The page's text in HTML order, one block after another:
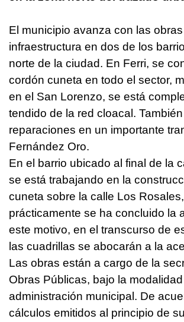
El municipio avanza con las
infraestructura en dos de los
norte de la ciudad. En Ferri, se
cordón cuneta en todo el sector,
en el San Lorenzo, se está
tendido de la red cloacal.
reparaciones en un importante
Fernández Oro.
En el barrio ubicado al final de la
se está trabajando en la
cuneta sobre la calle Los
prácticamente se ha concluido la
este motivo, en el transcurso de
las cuadrillas se abocarán a la
Las obras están a cargo de la
Obras Públicas, bajo la
administración municipal. De
cálculos emitidos al principio de